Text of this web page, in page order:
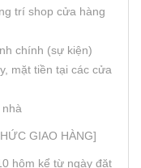
trí shop cửa hàng
chính (sự kiện)
mặt tiền tại các cửa
nhà
GIAO HÀNG]
hôm kể từ ngày đặt